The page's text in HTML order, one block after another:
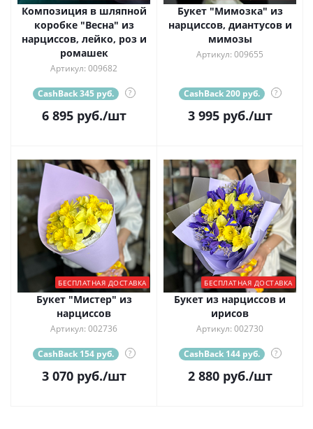
Композиция в шляпной
коробке "Весна" из
нарциссов, лейко, роз и
ромашек
Артикул: 009682
CashBack 345 руб. ?
6 895руб./шт
Букет "Мимозка" из
нарциссов, диантусов и
мимозы
Артикул: 009655
CashBack 200 руб. ?
3 995руб./шт
БЕСПЛАТНАЯ ДОСТАВКА
Букет "Мистер" из
нарциссов
Артикул: 002736
CashBack 154 руб. ?
3 070руб./шт
БЕСПЛАТНАЯ ДОСТАВКА
Букет из нарциссов и
ирисов
Артикул: 002730
CashBack 144 руб. ?
2 880руб./шт